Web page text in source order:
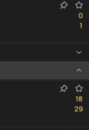
0
0
1
1
18
18
29
29